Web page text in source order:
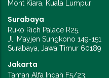
Mont Kiara, Kuala Lumpur
Surabaya
Ruko Rich Palace R25,
Jl. Mayjen Sungkono 149-151
Surabaya, Jawa Timur 60189
Jakarta
Taman Alfa Indah F5/23,